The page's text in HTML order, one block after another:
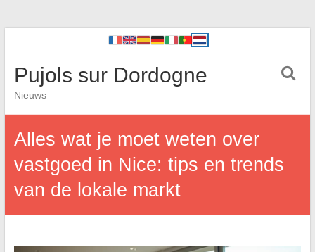
Pujols sur Dordogne
Nieuws
Alles wat je moet weten over
vastgoed in Nice: tips en trends
van de lokale markt